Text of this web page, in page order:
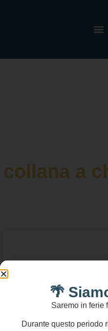
collana a
🌴
Saremo in ferie
Durante questo periodo